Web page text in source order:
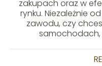
zakupach oraz w
rynku. Niezależnie
zawodu, czy
samochodach,